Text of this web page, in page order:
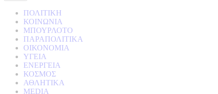
ΠΟΛΙΤΙΚΗ
ΚΟΙΝΩΝΙΑ
ΜΠΟΥΡΛΟΤΟ
ΠΑΡΑΠΟΛΙΤΙΚΑ
ΟΙΚΟΝΟΜΙΑ
ΥΓΕΙΑ
ΕΝΕΡΓΕΙΑ
ΚΟΣΜΟΣ
ΑΘΛΗΤΙΚΑ
MEDIA